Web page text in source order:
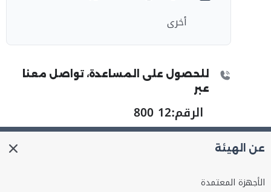
أخرى
للحصول على المساعدة، تواصل معنا
عبر
الرقم:800 12
عن الهيئة
الأجهزة المعتمدة